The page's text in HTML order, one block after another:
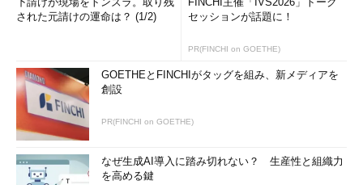
された元請けの運命は？ (1/2)
セッションが話題に！
PR(FINCHI on GOETHE)
GOETHEとFINCHIがタッグを組み、新メディアを
創設
PR(FINCHI on GOETHE)
なぜ生成AI導入に踏み切れない？ 生産性と組織力
を高める鍵